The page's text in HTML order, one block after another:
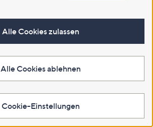
Alle Cookies zulassen
Alle Cookies ablehnen
Cookie-Einstellungen